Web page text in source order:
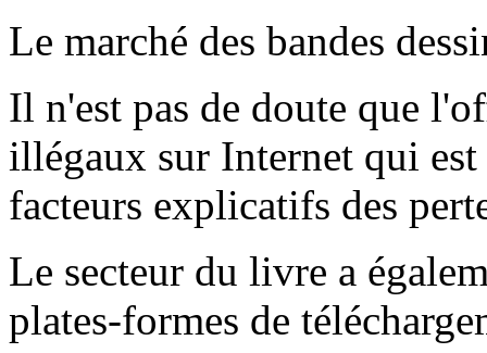
Le marché des bandes
Il n'est pas de doute que
illégaux sur Internet qui
facteurs explicatifs des
Le secteur du livre a
plates-formes de